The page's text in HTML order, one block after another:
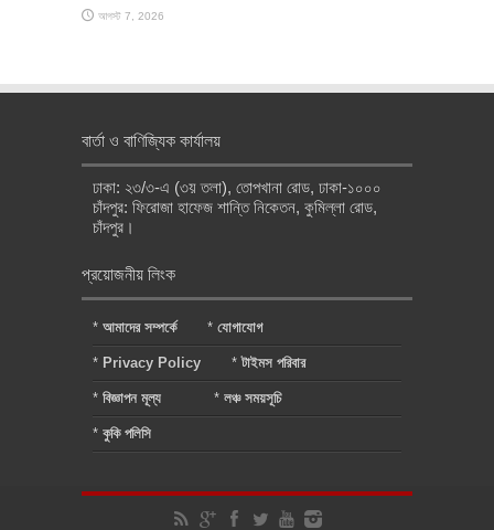
আগস্ট 7, 2026
বার্তা ও বাণিজ্যিক কার্যালয়
ঢাকা: ২৩/৩-এ (৩য় তলা), তোপখানা রোড, ঢাকা-১০০০
চাঁদপুর: ফিরোজা হাফেজ শান্তি নিকেতন, কুমিল্লা রোড,
চাঁদপুর।
প্রয়োজনীয় লিংক
* আমাদের সম্পর্কে * যোগাযোগ
* Privacy Policy *টাইমস পরিবার
* বিজ্ঞাপন মূল্য * লঞ্চ সময়সূচি
* কুকি পলিসি